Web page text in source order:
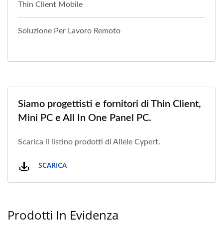
Thin Client Mobile
Soluzione Per Lavoro Remoto
Siamo progettisti e fornitori di Thin Client,
Mini PC e All In One Panel PC.
Scarica il listino prodotti di Allele Cypert.
SCARICA
Prodotti In Evidenza